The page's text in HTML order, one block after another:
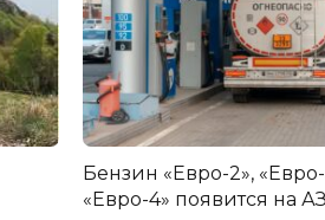
Бензин «Евро-2»,
«Евро-4» появится на